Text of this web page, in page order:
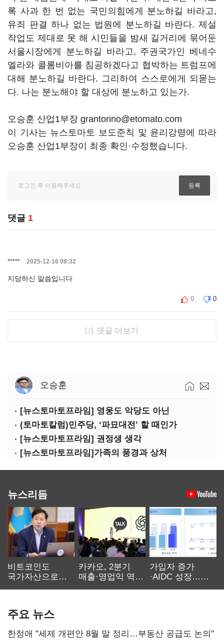
록 사과 한 번 없는 국민의힘에게 분노하길 바라고,
유죄 판결 하나 없는 법원에 분노하길 바란다. 제설
작업도 제대로 못 해 시민들을 밤새 길거리에 묶어둔
서울시장에게 분노하길 바라고, 주권국가인 베네수
엘라와 콜롬비아를 침공하겠다고 협박하는 트럼프에
대해 분노하길 바란다. 그리하여 스스로에게 되묻는
다. 나는 분노해야 할 대상에 분노하고 있는가.
오승훈 산업1부장 grantorino@etomato.com
이 기사는 뉴스토마토 보도준칙 및 윤리강령에 따라
오승훈 산업1부장이 최종 확인·수정했습니다.
댓글 1
***** 2025-12-16 09:32
지당하신 말씀입니다
0 0
1/1 댓글 더보기
오승훈
[뉴스토마토프라임] 영웅도 악당도 아닌
(토마토칼럼)민주당, ‘파묘대전’ 할 때인가
[뉴스토마토프라임] 권정생 생각
[뉴스토마토프라임]가족의 풍경과 상처
뉴스리듬
비트코인도
국가자산으로…'
카카오, 2분기
매출·영업익 역대
가입자 증가
·AIDC 성장…
주요 뉴스
한정애 "세제 개편안 8월 말 정리…부동산 공급도 논의"